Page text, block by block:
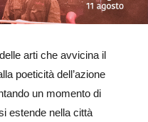
arti che avvicina il
poeticità dell’azione
un momento di
estende nella città